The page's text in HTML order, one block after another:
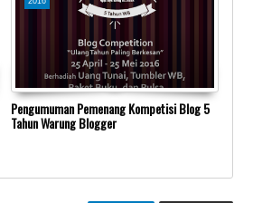
Pengumuman Pemenang Kompetisi Blog 5
Tahun Warung Blogger